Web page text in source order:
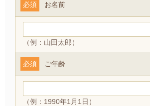
お名前
必須
（例：山田太郎）
ご年齢
必須
（例：1990年1月1日）